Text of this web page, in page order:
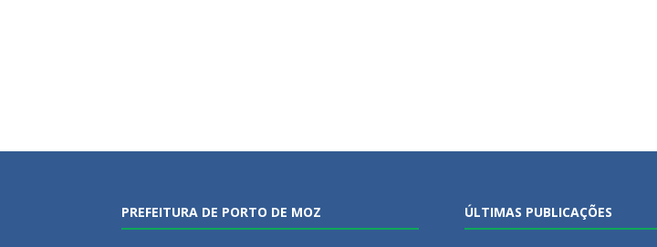
PREFEITURA DE PORTO DE MOZ ÚLTIMAS PUBLICAÇÕES